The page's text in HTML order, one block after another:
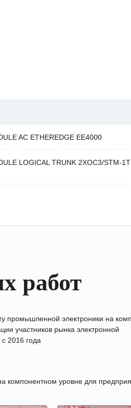
AC ETHEREDGE EE4000
LOGICAL TRUNK 2XOC3/STM-1T
работ
промышленной электроники на
участников рынка электронной
2016 года
компонентном уровне для